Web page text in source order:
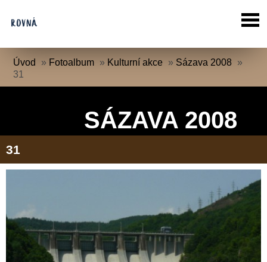
Úvod » Fotoalbum » Kulturní akce » Sázava 2008 »
31
SÁZAVA 2008
31